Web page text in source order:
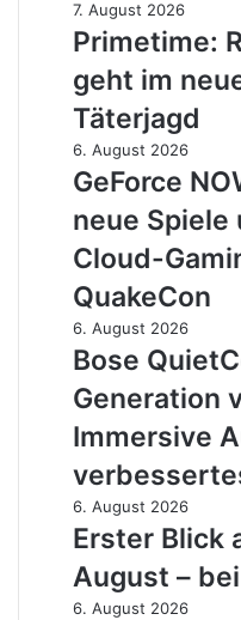
auf
mehr
und
unbegrenzte
Text-
Chats
Primetime:
Robert
Pattinson
geht
im
neuen
A24-
Film
auf
Täterjagd
7. August 2026
Primetime:
geht im
Täterjagd
GeForce
NOW
im
August:
26
neue
Spiele
und
RTX
5080-
Cloud-
Gaming
auf
der
QuakeCon
6. August 2026
GeForce
neue Spiele
Cloud-
QuakeCon
Bose
QuietComfort
Generation
vorgestellt:
Immersive
Audio
und
verbessertes
ANC
6. August 2026
Bose
Generation
Immersive
Erster
Blick
GTA
6
6. August 2026
Erster Blick
August –
QIDI
6. August 2026